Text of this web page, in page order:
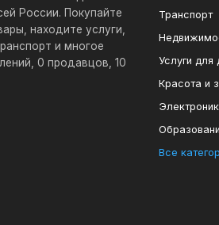
России. Покупайте
находите услуги,
и многое
0 продавцов, 10
Транспорт
Услуги для
Красота и
Все